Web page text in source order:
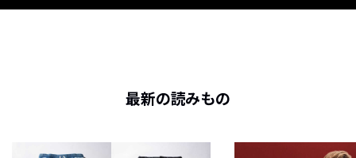
最新の読みもの